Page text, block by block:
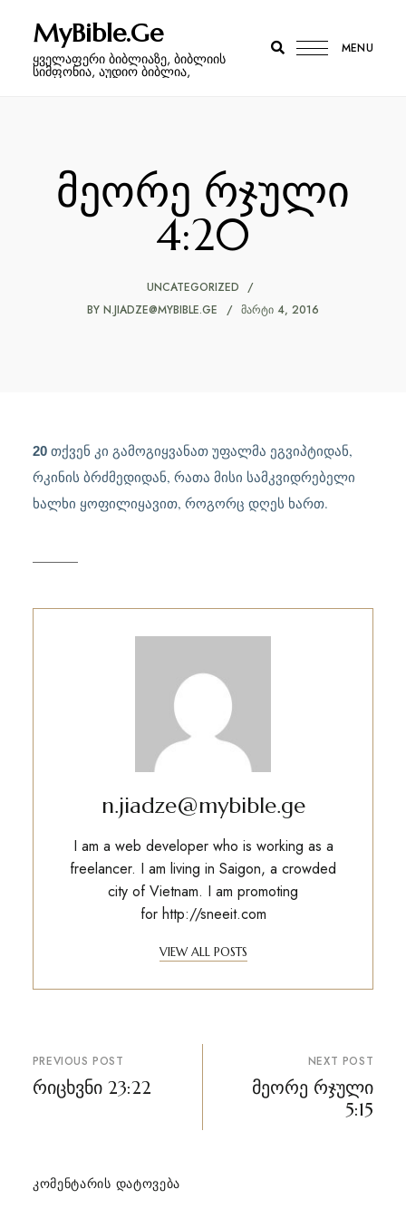
MyBible.Ge
ყველაფერი ბიბლიაზე, ბიბლიის
სიმფონია, აუდიო ბიბლია,
MENU
მეორე რჯული
4:20
UNCATEGORIZED
BY N.JIADZE@MYBIBLE.GE ᲛᲐᲠᲢᲘ 4, 2016
20 თქვენ კი გამოგიყვანათ უფალმა ეგვიპტიდან,
რკინის ბრძმედიდან, რათა მისი სამკვიდრებელი
ხალხი ყოფილიყავით, როგორც დღეს ხართ.
n.jiadze@mybible.ge
I am a web developer who is working as a
freelancer. I am living in Saigon, a crowded
city of Vietnam. I am promoting
for http://sneeit.com
VIEW ALL POSTS
პოსტის
ნავიგაცია
PREVIOUS POST
რიცხვნი 23:22
NEXT POST
მეორე რჯული
5:15
ᲙᲝᲛᲔᲜᲢᲐᲠᲘᲡ ᲓᲐᲢᲝᲕᲔᲑᲐ